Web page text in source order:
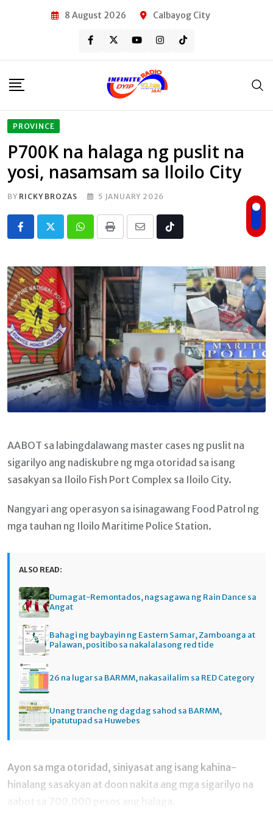
8 August 2026 Calbayog City
PROVINCE
P700K na halaga ng puslit na
yosi, nasamsam sa Iloilo City
BY RICKY BROZAS 5 JANUARY 2026
Whatsapp
Print
Share
Email
Tiktok
AABOT sa labingdalawang master cases ng puslit na
sigarilyo ang nadiskubre ng mga otoridad sa isang
sasakyan sa Iloilo Fish Port Complex sa Iloilo City.
Nangyari ang operasyon sa isinagawang Food Patrol ng
mga tauhan ng Iloilo Maritime Police Station.
ALSO READ:
Dumagat-Remontados, nagsagawa ng Rain Dance sa
Angat
Bahagi ng baybayin ng Eastern Samar, Zamboanga at
Palawan, positibo sa nakalalasong red tide
26 na lugar sa BARMM, nakasailalim sa RED Category
Unang tranche ng dagdag sahod sa BARMM,
ipatutupad sa Huwebes
Ayon sa mga otoridad, siniyasat ang isang kahina-
hinalang sasakyan at doon nakita ang mga sigarilyo na
aabot sa 700,000 pesos ang halaga.